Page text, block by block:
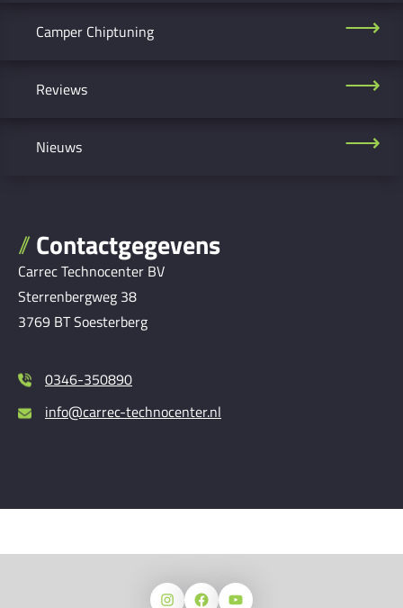
Camper Chiptuning
Reviews
Nieuws
Contactgegevens
Carrec Technocenter BV
Sterrenbergweg 38
3769 BT Soesterberg
0346-350890
info@carrec-technocenter.nl
Instagram Facebook YouTube